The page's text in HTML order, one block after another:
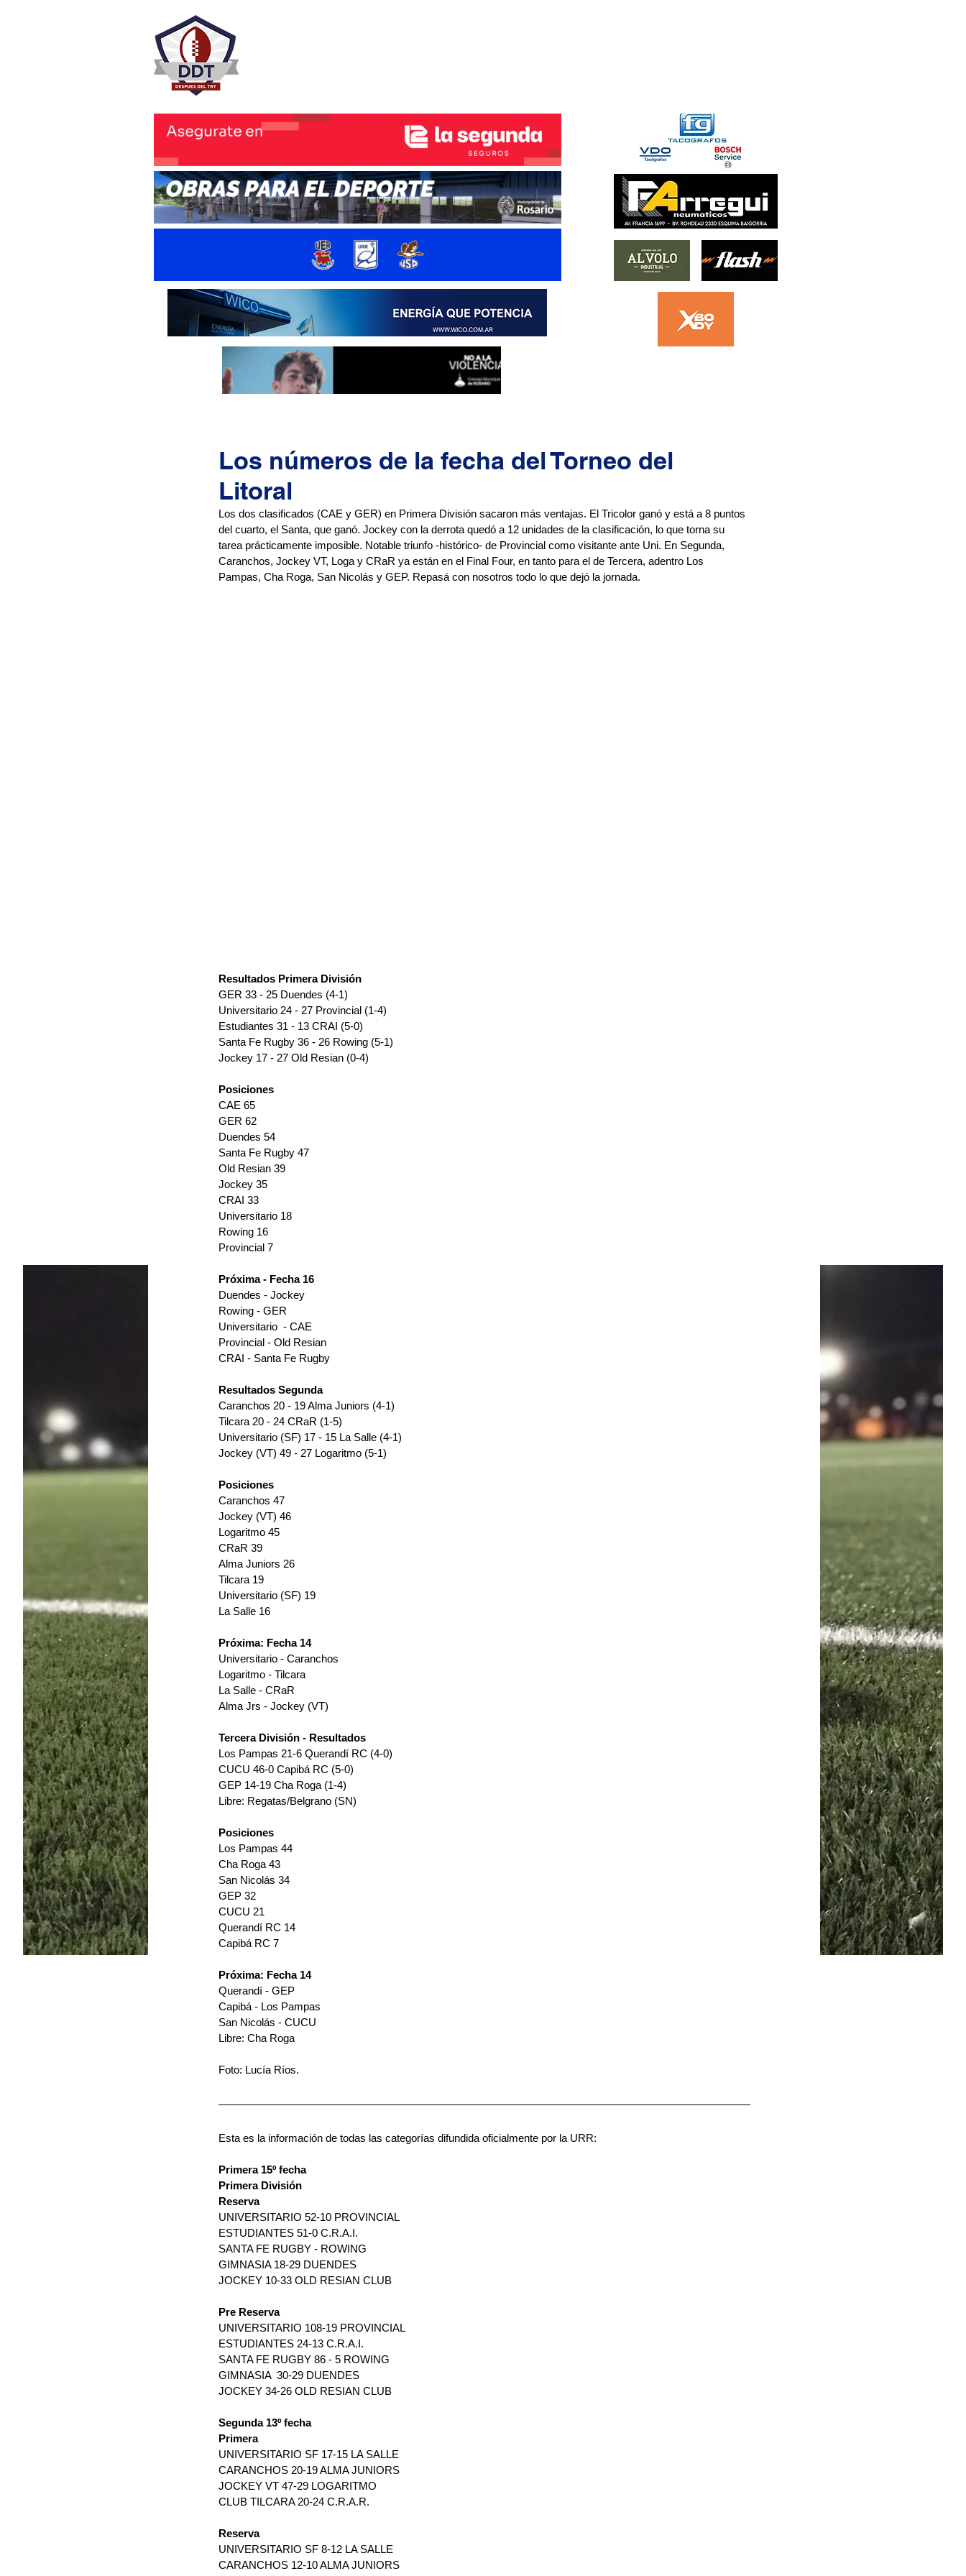
Los números de la fecha del Torneo del
Litoral
Los dos clasificados (CAE y GER) en Primera División sacaron más ventajas. El Tricolor ganó y está a 8 puntos
del cuarto, el Santa, que ganó. Jockey con la derrota quedó a 12 unidades de la clasificación, lo que torna su
tarea prácticamente imposible. Notable triunfo -histórico- de Provincial como visitante ante Uni. En Segunda,
Caranchos, Jockey VT, Loga y CRaR ya están en el Final Four, en tanto para el de Tercera, adentro Los
Pampas, Cha Roga, San Nicolás y GEP. Repasá con nosotros todo lo que dejó la jornada.
Resultados Primera División
GER 33 - 25 Duendes (4-1)
Universitario 24 - 27 Provincial (1-4)
Estudiantes 31 - 13 CRAI (5-0)
Santa Fe Rugby 36 - 26 Rowing (5-1)
Jockey 17 - 27 Old Resian (0-4)
Posiciones
CAE 65
GER 62
Duendes 54
Santa Fe Rugby 47
Old Resian 39
Jockey 35
CRAI 33
Universitario 18
Rowing 16
Provincial 7
Próxima - Fecha 16
Duendes - Jockey
Rowing - GER
Universitario  - CAE
Provincial - Old Resian
CRAI - Santa Fe Rugby
Resultados Segunda
Caranchos 20 - 19 Alma Juniors (4-1)
Tilcara 20 - 24 CRaR (1-5)
Universitario (SF) 17 - 15 La Salle (4-1)
Jockey (VT) 49 - 27 Logaritmo (5-1)
Posiciones
Caranchos 47
Jockey (VT) 46
Logaritmo 45
CRaR 39
Alma Juniors 26
Tilcara 19
Universitario (SF) 19
La Salle 16
Próxima: Fecha 14
Universitario - Caranchos
Logaritmo - Tilcara
La Salle - CRaR
Alma Jrs - Jockey (VT)
Tercera División - Resultados
Los Pampas 21-6 Querandí RC (4-0)
CUCU 46-0 Capibá RC (5-0)
GEP 14-19 Cha Roga (1-4)
Libre: Regatas/Belgrano (SN)
Posiciones
Los Pampas 44
Cha Roga 43
San Nicolás 34
GEP 32
CUCU 21
Querandí RC 14
Capibá RC 7
Próxima: Fecha 14
Querandí - GEP
Capibá - Los Pampas
San Nicolás - CUCU
Libre: Cha Roga
Foto: Lucía Ríos.
Esta es la información de todas las categorías difundida oficialmente por la URR:
Primera 15º fecha
Primera División
Reserva
UNIVERSITARIO 52-10 PROVINCIAL
ESTUDIANTES 51-0 C.R.A.I.
SANTA FE RUGBY - ROWING
GIMNASIA 18-29 DUENDES
JOCKEY 10-33 OLD RESIAN CLUB
Pre Reserva
UNIVERSITARIO 108-19 PROVINCIAL
ESTUDIANTES 24-13 C.R.A.I.
SANTA FE RUGBY 86 - 5 ROWING
GIMNASIA  30-29 DUENDES
JOCKEY 34-26 OLD RESIAN CLUB
Segunda 13º fecha
Primera
UNIVERSITARIO SF 17-15 LA SALLE
CARANCHOS 20-19 ALMA JUNIORS
JOCKEY VT 47-29 LOGARITMO
CLUB TILCARA 20-24 C.R.A.R.
Reserva
UNIVERSITARIO SF 8-12 LA SALLE
CARANCHOS 12-10 ALMA JUNIORS